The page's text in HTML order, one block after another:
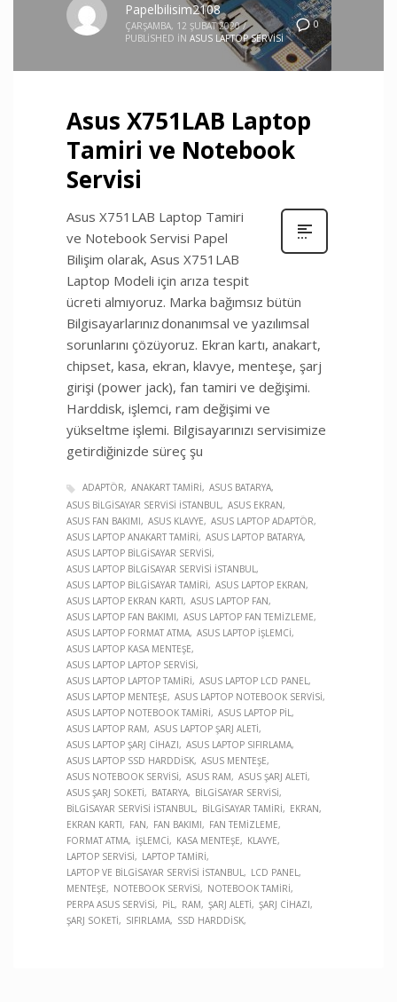
0
Papelbilisim2108
ÇARŞAMBA, 12 ŞUBAT 2020 /
PUBLISHED IN ASUS LAPTOP SERVISI
Asus X751LAB Laptop
Tamiri ve Notebook
Servisi
Asus X751LAB Laptop Tamiri
ve Notebook Servisi Papel
Bilişim olarak, Asus X751LAB
Laptop Modeli için arıza tespit
ücreti almıyoruz. Marka bağımsız bütün
Bilgisayarlarınız donanımsal ve yazılımsal
sorunlarını çözüyoruz. Ekran kartı, anakart,
chipset, kasa, ekran, klavye, menteşe, şarj
girişi (power jack), fan tamiri ve değişimi.
Harddisk, işlemci, ram değişimi ve
yükseltme işlemi. Bilgisayarınızı servisimize
getirdiğinizde süreç şu
ADAPTÖR ANAKART TAMIRI
ASUS BATARYA
ASUS BILGISAYAR SERVISI İSTANBUL
ASUS EKRAN
ASUS FAN BAKIMI
ASUS KLAVYE
ASUS LAPTOP ADAPTÖR
ASUS LAPTOP ANAKART TAMIRI
ASUS LAPTOP BATARYA
ASUS LAPTOP BILGISAYAR SERVISI
ASUS LAPTOP BILGISAYAR SERVISI İSTANBUL
ASUS LAPTOP BILGISAYAR TAMIRI
ASUS LAPTOP EKRAN
ASUS LAPTOP EKRAN KARTI
ASUS LAPTOP FAN
ASUS LAPTOP FAN BAKIMI
ASUS LAPTOP FAN TEMIZLEME
ASUS LAPTOP FORMAT ATMA ASUS LAPTOP İŞLEMCI
ASUS LAPTOP KASA MENTEŞE
ASUS LAPTOP LAPTOP SERVISI
ASUS LAPTOP LAPTOP TAMIRI
ASUS LAPTOP LCD PANEL
ASUS LAPTOP MENTEŞE
ASUS LAPTOP NOTEBOOK SERVISI
ASUS LAPTOP NOTEBOOK TAMIRI
ASUS LAPTOP PIL
ASUS LAPTOP RAM
ASUS LAPTOP ŞARJ ALETI
ASUS LAPTOP ŞARJ CIHAZI
ASUS LAPTOP SIFIRLAMA
ASUS LAPTOP SSD HARDDISK ASUS MENTEŞE
ASUS NOTEBOOK SERVISI
ASUS RAM
ASUS ŞARJ ALETI
ASUS ŞARJ SOKETI
BATARYA
BILGISAYAR SERVISI
BILGISAYAR SERVISI İSTANBUL
BILGISAYAR TAMIRI
EKRAN
EKRAN KARTI
FAN FAN BAKIMI
FAN TEMIZLEME
FORMAT ATMA
İŞLEMCI KASA MENTEŞE
KLAVYE
LAPTOP SERVISI
LAPTOP TAMIRI
LAPTOP VE BILGISAYAR SERVISI İSTANBUL
LCD PANEL
MENTEŞE
NOTEBOOK SERVISI
NOTEBOOK TAMIRI
PERPA ASUS SERVISI
PIL RAM ŞARJ ALETI
ŞARJ CIHAZI
ŞARJ SOKETI
SIFIRLAMA SSD HARDDISK